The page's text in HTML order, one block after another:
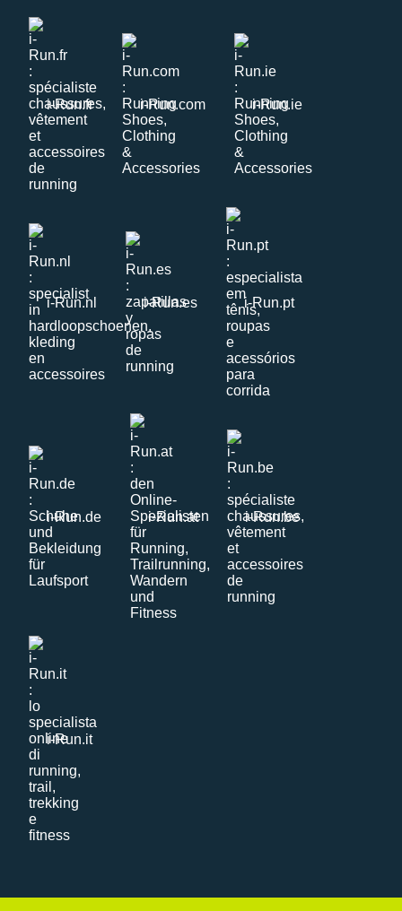
i-Run.fr i-Run.com i-Run.ie
i-Run.nl i-Run.es i-Run.pt
i-Run.de i-Run.at i-Run.be
i-Run.it